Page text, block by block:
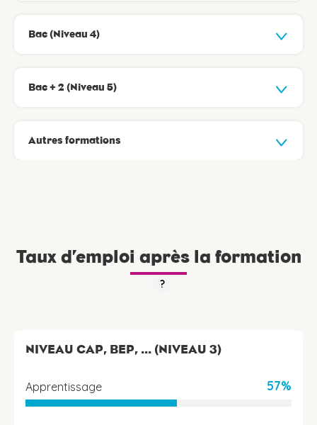
Bac (Niveau 4)
Bac + 2 (Niveau 5)
Autres formations
Taux d’emploi après la formation
?
NIVEAU CAP, BEP, ... (NIVEAU 3)
Apprentissage 57%